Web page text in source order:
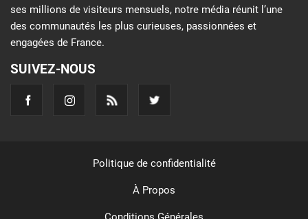
ses millions de visiteurs mensuels, notre média réunit l’une
des communautés les plus curieuses, passionnées et
engagées de France.
SUIVEZ-NOUS
Politique de confidentialité
À Propos